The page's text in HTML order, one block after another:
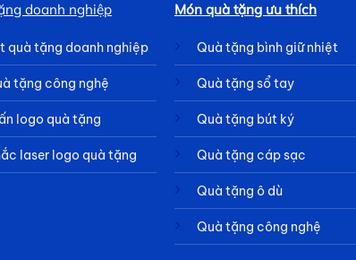
doanh nghiệp
quà tặng doanh nghiệp
tặng công nghệ
logo quà tặng
laser logo quà tặng
Món quà tặng ưu thích
Quà tặng bình giữ nhiệt
Quà tặng sổ tay
Quà tặng bút ký
Quà tặng cáp sạc
Quà tặng ô dù
Quà tặng công nghệ